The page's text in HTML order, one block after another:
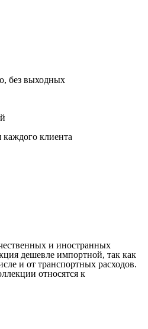
без выходных
клиента
и иностранных
дешевле импортной, так как
и от транспортных расходов.
относятся к